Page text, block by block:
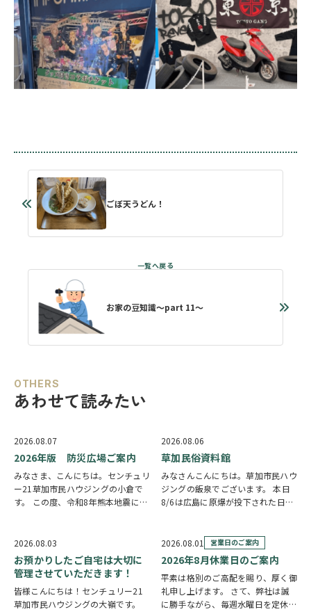
ごぼ天うどん！
お家の豆知識～part 11～
OTHERS
あわせて読みたい
2026.08.07
2026年版 防災広場ご案内
みなさま、こんにちは。センチュリ
ー21草加市民ハウジングの小倉で
す。 この度、令和8年熊本地震によ
多い国です。草加市においても、他
人事ではなく、日頃から少しでも、
防災意識を高め…
2026.08.06
草加民俗資料館
みなさんこんにちは。草加市民ハウ
ジングの飯泉でございます。 本日
8/6は広島に原爆が投下された日に
もあります。 草加でも谷塚町、新
田などで空襲があったと言い伝えが
あります。草加…
2026.08.03
お預かりしたご自宅は大切に
管理させていただきます！
皆様こんにちは！センチュリー21
草加市民ハウジングの大嶺です。
2026.08.01 営業日のご案内
2026年8月休業日のご案内
平素は格別のご高配を賜り、厚く御
礼申し上げます。 さて、弊社は誠
に勝手ながら、毎週水曜日を定休日